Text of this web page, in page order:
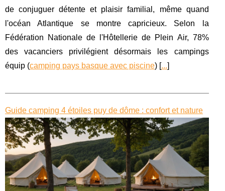
de conjuguer détente et plaisir familial, même quand
l'océan Atlantique se montre capricieux. Selon la
Fédération Nationale de l'Hôtellerie de Plein Air, 78%
des vacanciers privilégient désormais les campings
équip (camping pays basque avec piscine) [...]
Guide camping 4 étoiles puy de dôme : confort et nature